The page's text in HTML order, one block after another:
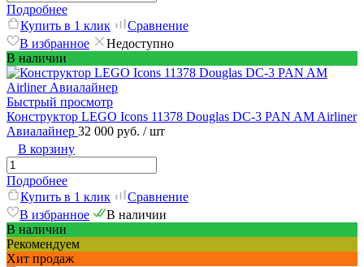
Подробнее
Купить в 1 клик
Сравнение
В избранное
Недоступно
В наличии
Быстрый просмотр
Конструктор LEGO Icons 11378 Douglas DC-3 PAN AM Airliner
Авиалайнер 32 000 руб. / шт
В корзину
Подробнее
Купить в 1 клик
Сравнение
В избранное
В наличии
В наличии
Рекомендуем
Хит продаж